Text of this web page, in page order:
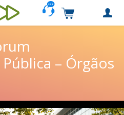
Carrinho de
– Órgãos